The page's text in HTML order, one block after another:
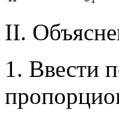
II.
1. Ввести